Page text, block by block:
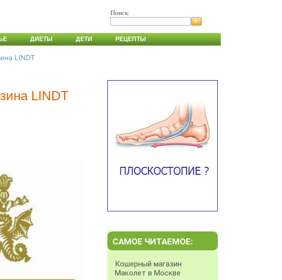
Поиск:
ДИЕТЫ ДЕТИ РЕЦЕПТЫ
LINDT
LINDT
САМОЕ ЧИТАЕМОЕ:
Кошерный магазин
Маколет в Москве